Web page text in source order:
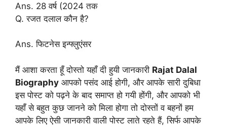
Ans. 28 वर्ष (2024 तक
Q. रजत दलाल कौन है?
Ans. फिटनेस इन्फ्लुएंसर
मैं आशा करता हूँ दोस्तो यहाँ दी हुयी जानकारी Rajat Dalal
Biography आपको पसंद आई होगी, और आपके सारी दुबिधा
इस पोस्ट को पढ़ने के बाद समाप्त हो गयी होंगी, और आपको भी
यहाँ से बहुत कुछ जानने को मिला होगा तो दोस्तों व बहनों हम
आपके लिए ऐसी जानकारी वाली पोस्ट लाते रहते हैं, सिर्फ आपके